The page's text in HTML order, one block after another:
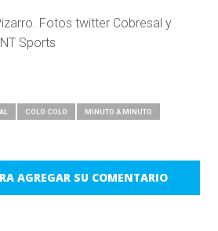
Fotos twitter Cobresal y
Sports
COLO COLO MINUTO A MINUTO
AGREGAR SU COMENTARIO